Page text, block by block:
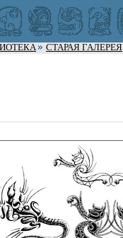
СТАРАЯ ГАЛЕРЕЯ